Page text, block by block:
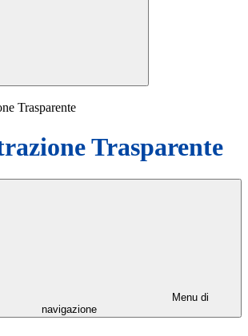
Trasparente
Trasparente
Menu di
navigazione